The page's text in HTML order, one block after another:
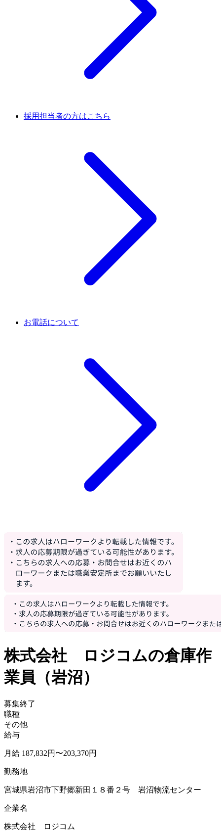
採用担当者の方はこちら
お電話について
株式会社 ロジコムの倉庫作
業員（岩沼）
募集終了
職種
その他
給与
月給 187,832円〜203,370円
勤務地
宮城県岩沼市下野郷新田１８番２号 岩沼物流センター
企業名
株式会社 ロジコム